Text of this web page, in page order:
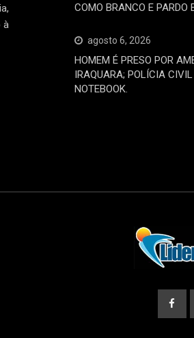
à
COMO BRANCO E PARDO
agosto 6, 2026
HOMEM É PRESO POR
IRAQUARA; POLÍCIA
NOTEBOOK.